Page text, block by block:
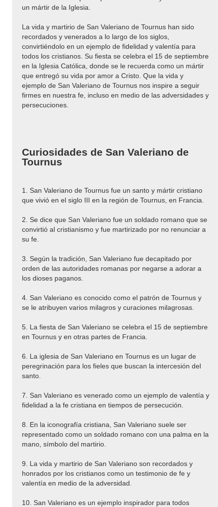
un mártir de la Iglesia.
La vida y martirio de San Valeriano de Tournus han sido
recordados y venerados a lo largo de los siglos,
convirtiéndolo en un ejemplo de fidelidad y valentía para
todos los cristianos. Su fiesta se celebra el 15 de septiembre
en la Iglesia Católica, donde se le recuerda como un mártir
que entregó su vida por amor a Cristo. Que la vida y
ejemplo de San Valeriano de Tournus nos inspire a seguir
firmes en nuestra fe, incluso en medio de las adversidades y
persecuciones.
Curiosidades de San Valeriano de
Tournus
1. San Valeriano de Tournus fue un santo y mártir cristiano
que vivió en el siglo III en la región de Tournus, en Francia.
2. Se dice que San Valeriano fue un soldado romano que se
convirtió al cristianismo y fue martirizado por no renunciar a
su fe.
3. Según la tradición, San Valeriano fue decapitado por
orden de las autoridades romanas por negarse a adorar a
los dioses paganos.
4. San Valeriano es conocido como el patrón de Tournus y
se le atribuyen varios milagros y curaciones milagrosas.
5. La fiesta de San Valeriano se celebra el 15 de septiembre
en Tournus y en otras partes de Francia.
6. La iglesia de San Valeriano en Tournus es un lugar de
peregrinación para los fieles que buscan la intercesión del
santo.
7. San Valeriano es venerado como un ejemplo de valentía y
fidelidad a la fe cristiana en tiempos de persecución.
8. En la iconografía cristiana, San Valeriano suele ser
representado como un soldado romano con una palma en la
mano, símbolo del martirio.
9. La vida y martirio de San Valeriano son recordados y
honrados por los cristianos como un testimonio de fe y
valentía en medio de la adversidad.
10. San Valeriano es un ejemplo inspirador para todos